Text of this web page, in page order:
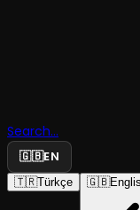
Search...
🇬🇧EN
🇹🇷Türkçe 🇬🇧